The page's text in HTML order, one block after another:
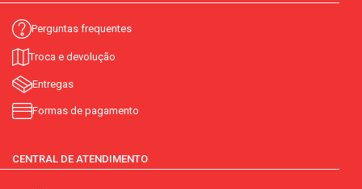
Perguntas frequentes
Troca e devolução
Entregas
Formas de pagamento
CENTRAL DE ATENDIMENTO